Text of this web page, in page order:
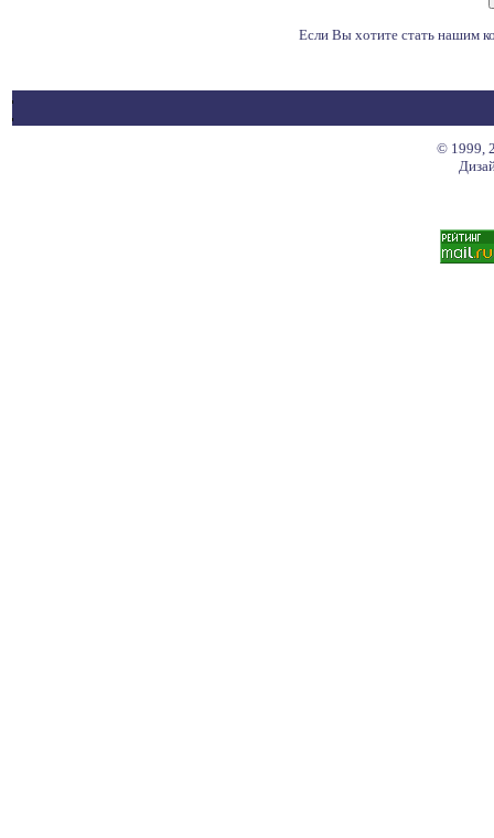
Если Вы хотите стать нашим
© 1999,